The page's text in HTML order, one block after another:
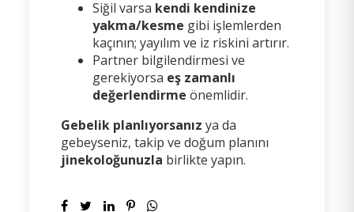
Siğil varsa kendi kendinize
yakma/kesme gibi işlemlerden
kaçının; yayılım ve iz riskini artırır.
Partner bilgilendirmesi ve
gerekiyorsa eş zamanlı
değerlendirme önemlidir.
Gebelik planlıyorsanız ya da
gebeyseniz, takip ve doğum planını
jinekoloğunuzla birlikte yapın.